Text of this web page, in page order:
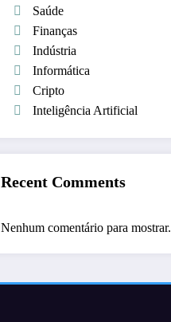
Saúde
Finanças
Indústria
Informática
Cripto
Inteligência Artificial
Recent Comments
Nenhum comentário para mostrar.